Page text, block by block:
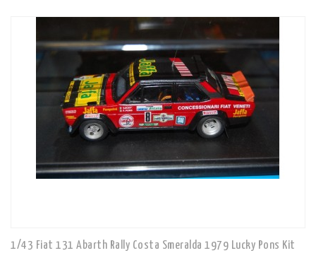
1/43 Fiat 131 Abarth Rally Costa Smeralda 1979 Lucky Pons Kit